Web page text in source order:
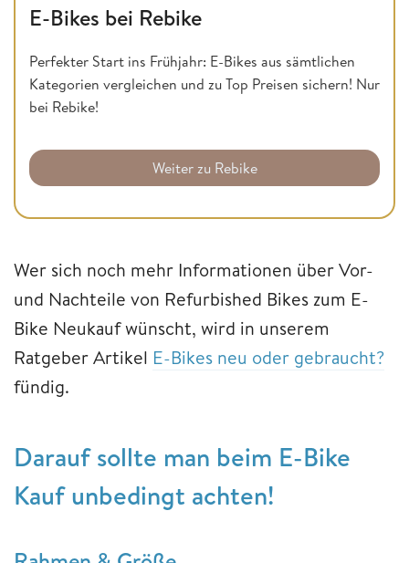
E-Bikes bei Rebike
Perfekter Start ins Frühjahr: E-Bikes aus sämtlichen
Kategorien vergleichen und zu Top Preisen sichern! Nur
bei Rebike!
Weiter zu Rebike
Wer sich noch mehr Informationen über Vor-
und Nachteile von Refurbished Bikes zum E-
Bike Neukauf wünscht, wird in unserem
Ratgeber Artikel E-Bikes neu oder gebraucht?
fündig.
Darauf sollte man beim E-Bike
Kauf unbedingt achten!